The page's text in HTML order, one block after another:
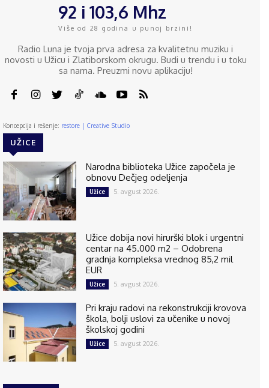
92 i 103,6 Mhz
Više od 28 godina u punoj brzini!
Radio Luna je tvoja prva adresa za kvalitetnu muziku i
novosti u Užicu i Zlatiborskom okrugu. Budi u trendu i u toku
sa nama. Preuzmi novu aplikaciju!
Koncepcija i rešenje: restore | Creative Studio
UŽICE
Narodna biblioteka Užice započela je
obnovu Dečjeg odeljenja
Užice 5. avgust 2026.
Užice dobija novi hirurški blok i urgentni
centar na 45.000 m2 – Odobrena
gradnja kompleksa vrednog 85,2 mil
EUR
Užice 5. avgust 2026.
Pri kraju radovi na rekonstrukciji krovova
škola, bolji uslovi za učenike u novoj
školskoj godini
Užice 5. avgust 2026.